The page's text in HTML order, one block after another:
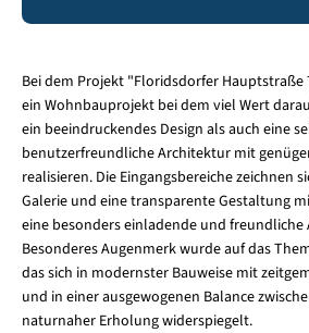
Bei dem Projekt "Floridsdorfer Hauptstraße
ein Wohnbauprojekt bei dem viel Wert
ein beeindruckendes Design als auch eine
benutzerfreundliche Architektur mit
realisieren. Die Eingangsbereiche zeichnen
Galerie und eine transparente Gestaltung
eine besonders einladende und freundliche
Besonderes Augenmerk wurde auf das
das sich in modernster Bauweise mit
und in einer ausgewogenen Balance
naturnaher Erholung widerspiegelt.